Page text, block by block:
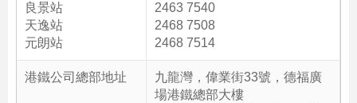
良景站
天逸站
元朗站
2463 7540
2468 7508
2468 7514
港鐵公司總部地址
九龍灣，偉業街33號，德福廣
場港鐵總部大樓